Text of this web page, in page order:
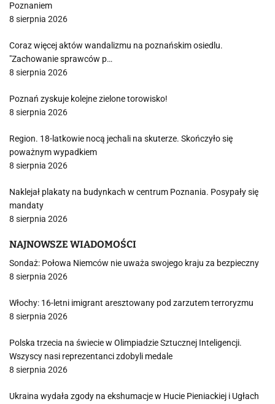
Poznaniem
8 sierpnia 2026
Coraz więcej aktów wandalizmu na poznańskim osiedlu.
"Zachowanie sprawców p…
8 sierpnia 2026
Poznań zyskuje kolejne zielone torowisko!
8 sierpnia 2026
Region. 18-latkowie nocą jechali na skuterze. Skończyło się
poważnym wypadkiem
8 sierpnia 2026
Naklejał plakaty na budynkach w centrum Poznania. Posypały się
mandaty
8 sierpnia 2026
NAJNOWSZE WIADOMOŚCI
Sondaż: Połowa Niemców nie uważa swojego kraju za bezpieczny
8 sierpnia 2026
Włochy: 16-letni imigrant aresztowany pod zarzutem terroryzmu
8 sierpnia 2026
Polska trzecia na świecie w Olimpiadzie Sztucznej Inteligencji.
Wszyscy nasi reprezentanci zdobyli medale
8 sierpnia 2026
Ukraina wydała zgody na ekshumacje w Hucie Pieniackiej i Ugłach